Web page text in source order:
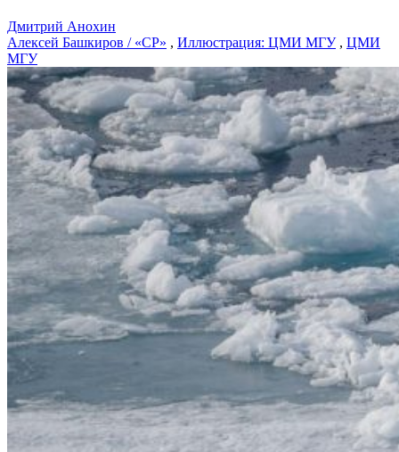
Дмитрий Анохин
Алексей Башкиров / «СР» , Иллюстрация: ЦМИ МГУ, ЦМИ
МГУ